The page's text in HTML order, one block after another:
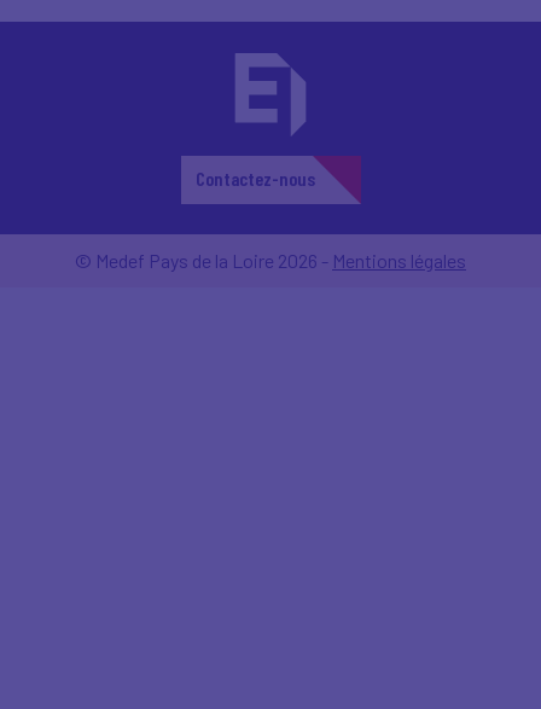
Contactez-nous
© Medef Pays de la Loire 2026 - Mentions légales